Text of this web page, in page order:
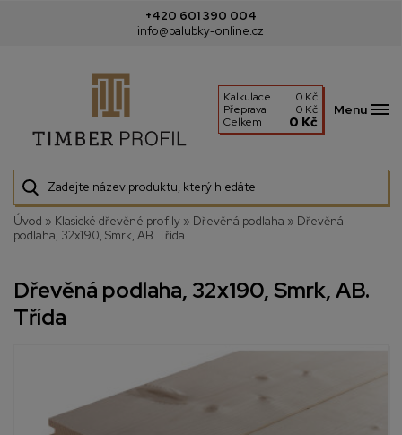
+420 601 390 004
info@palubky-online.cz
Kalkulace
0 Kč
Přeprava
0 Kč
Celkem
0 Kč
Menu
Úvod » Klasické dřevěné profily » Dřevěná podlaha » Dřevěná
podlaha, 32x190, Smrk, AB. Třída
Dřevěná podlaha, 32x190, Smrk, AB.
Třída